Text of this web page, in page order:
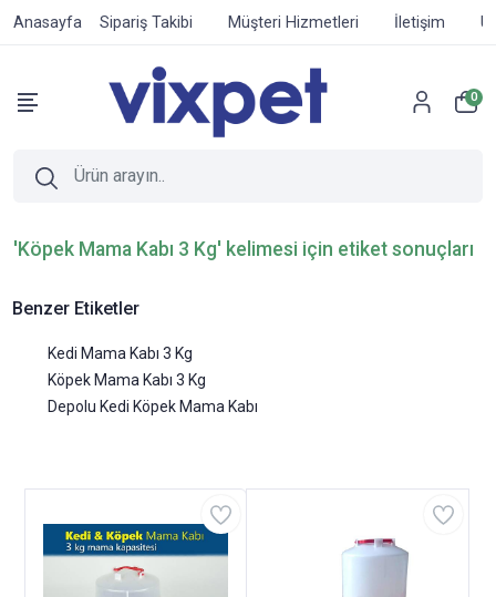
Anasayfa Sipariş Takibi Müşteri Hizmetleri İletişim
0
'Köpek Mama Kabı 3 Kg' kelimesi için etiket sonuçları
Benzer Etiketler
Kedi Mama Kabı 3 Kg
Köpek Mama Kabı 3 Kg
Depolu Kedi Köpek Mama Kabı